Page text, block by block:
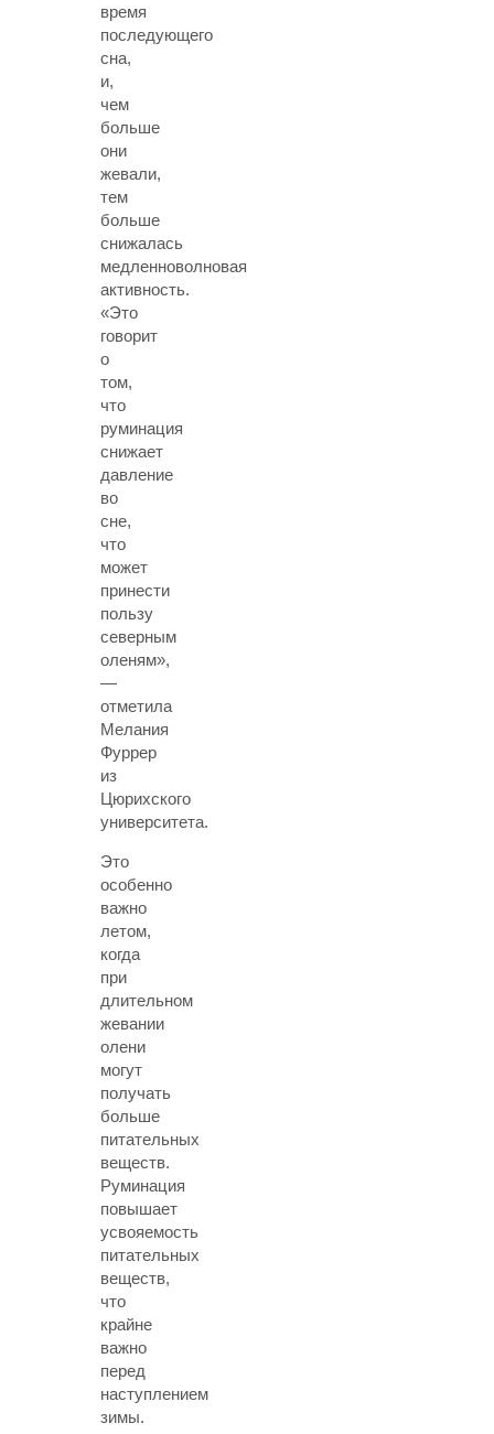
время
последующего
сна,
и,
чем
больше
они
жевали,
тем
больше
снижалась
медленноволновая
активность.
«Это
говорит
о
том,
что
руминация
снижает
давление
во
сне,
что
может
принести
пользу
северным
оленям»,
—
отметила
Мелания
Фуррер
из
Цюрихского
университета.
Это
особенно
важно
летом,
когда
при
длительном
жевании
олени
могут
получать
больше
питательных
веществ.
Руминация
повышает
усвояемость
питательных
веществ,
что
крайне
важно
перед
наступлением
зимы.